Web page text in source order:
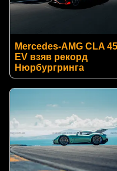
Mercedes-AMG CLA 45
EV взяв рекорд
Нюрбургринга